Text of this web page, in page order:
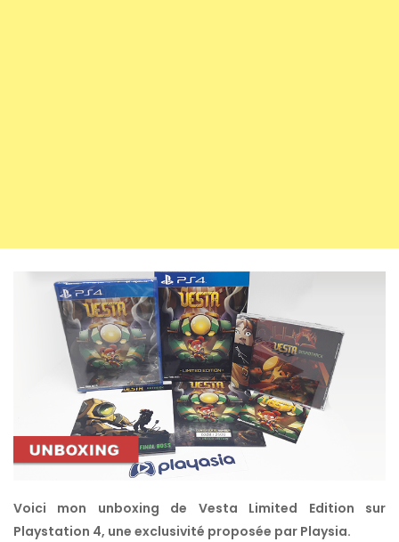
Voici mon unboxing de Vesta Limited Edition sur
Playstation 4, une exclusivité proposée par Playsia.